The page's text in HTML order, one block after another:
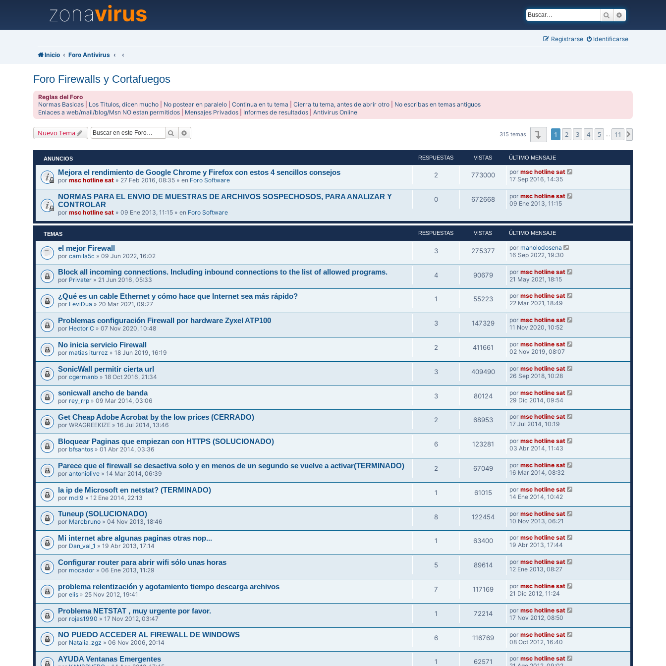
zonavirus Buscar
Identificarse
Registrarse
Inicio Foro Antivirus
Foro Firewalls y Cortafuegos
Reglas del Foro
Normas Basicas
Los Titulos, dicen mucho No postear en paralelo |Continua en tu tema |Cierra tu tema, antes de abrir otro
No escribas en temas antiguos
Enlaces a web/mail/blog/Msn NO estan permitidos
Mensajes Privados Informes de resultados |Antivirus Online
Nuevo Tema Buscar 315 temas Página1 de
1 2 3 4 5 … 11
ANUNCIOS RESPUESTAS VISTAS ÚLTIMO MENSAJE
Mejora el rendimiento de Google Chrome y Firefox con estos 4 sencillos consejos
pormsc hotline sat » 27 Feb 2016, 08:35 » en Foro Software
2 773000 por msc hotline sat
17 Sep 2016, 14:35
NORMAS PARA EL ENVIO DE MUESTRAS DE ARCHIVOS SOSPECHOSOS, PARA ANALIZAR Y
CONTROLAR
pormsc hotline sat » 09 Ene 2013, 11:15 » en Foro Software
0 672668 por msc hotline sat
09 Ene 2013, 11:15
TEMAS RESPUESTAS VISTAS ÚLTIMO MENSAJE
el mejor Firewall
porcamila5c » 09 Jun 2022, 16:02
3 275377 por manolodosena
16 Sep 2022, 19:30
Block all incoming connections. Including inbound connections to the list of allowed programs.
por Privater » 21 Jun 2016, 05:33
4 90679 por msc hotline sat
21 May 2021, 18:15
¿Qué es un cable Ethernet y cómo hace que Internet sea más rápido?
por LeviDua » 20 Mar 2021, 09:27
1 55223 por msc hotline sat
22 Mar 2021, 18:49
Problemas configuración Firewall por hardware Zyxel ATP100
por Hector C » 07 Nov 2020, 10:48
3 147329 por msc hotline sat
11 Nov 2020, 10:52
No inicia servicio Firewall
por matias iturrez » 18 Jun 2019, 16:19
2 411661 por msc hotline sat
02 Nov 2019, 08:07
SonicWall permitir cierta url
porcgermanb » 18 Oct 2016, 21:34
3 409490 por msc hotline sat
26 Sep 2018, 10:28
sonicwall ancho de banda
por rey_rrp » 09 Mar 2014, 03:06
3 80124 por msc hotline sat
29 Dic 2014, 09:54
Get Cheap Adobe Acrobat by the low prices (CERRADO)
porWRAGREEKIZE » 16 Jul 2014, 13:46
2 68953 por msc hotline sat
17 Jul 2014, 10:19
Bloquear Paginas que empiezan con HTTPS (SOLUCIONADO)
por bfsantos » 01 Abr 2014, 03:36
6 123281 por msc hotline sat
03 Abr 2014, 11:43
Parece que el firewall se desactiva solo y en menos de un segundo se vuelve a activar(TERMINADO)
porantoniolive » 14 Mar 2014, 06:39
2 67049 por msc hotline sat
16 Mar 2014, 08:32
la ip de Microsoft en netstat? (TERMINADO)
por mdl9 » 12 Ene 2014, 22:13
1 61015 por msc hotline sat
14 Ene 2014, 10:42
Tuneup (SOLUCIONADO)
por Marcbruno » 04 Nov 2013, 18:46
8 122454 por msc hotline sat
10 Nov 2013, 06:21
Mi internet abre algunas paginas otras nop...
por Dan_val_1 » 19 Abr 2013, 17:14
1 63400 por msc hotline sat
19 Abr 2013, 17:44
Configurar router para abrir wifi sólo unas horas
por mocador » 06 Ene 2013, 11:29
5 89614 por msc hotline sat
12 Ene 2013, 08:27
problema relentización y agotamiento tiempo descarga archivos
porelis » 25 Nov 2012, 19:41
7 117169 por msc hotline sat
21 Dic 2012, 11:24
Problema NETSTAT , muy urgente por favor.
por rojas1990 » 17 Nov 2012, 03:47
1 72214 por msc hotline sat
17 Nov 2012, 08:50
NO PUEDO ACCEDER AL FIREWALL DE WINDOWS
por Natalia_zgz » 06 Nov 2006, 20:14
6 116769 por msc hotline sat
08 Oct 2012, 16:40
AYUDA Ventanas Emergentes 1 62571 por msc hotline sat